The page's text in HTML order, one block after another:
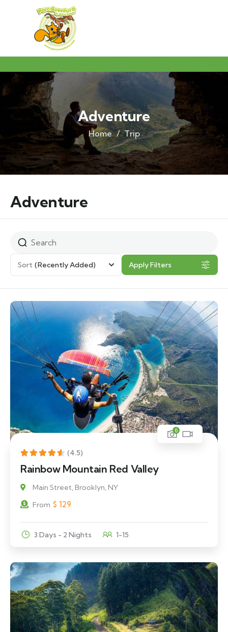
Adventure
Home Trip
Adventure
Sort (Recently Added) Apply Filters
(4.5)
6
Rainbow Mountain Red Valley
Main Street, Brooklyn, NY
From $ 129
3 Days - 2 Nights 1-15